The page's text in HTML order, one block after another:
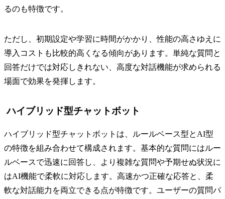
るのも特徴です。
ただし、初期設定や学習に時間がかかり、性能の高さゆえに
導入コストも比較的高くなる傾向があります。単純な質問と
回答だけでは対応しきれない、高度な対話機能が求められる
場面で効果を発揮します。
ハイブリッド型チャットボット
ハイブリッド型チャットボットは、ルールベース型とAI型
の特徴を組み合わせて構成されます。基本的な質問にはルー
ルベースで迅速に回答し、より複雑な質問や予期せぬ状況に
はAI機能で柔軟に対応します。高速かつ正確な応答と、柔
軟な対話能力を両立できる点が特徴です。ユーザーの質問パ